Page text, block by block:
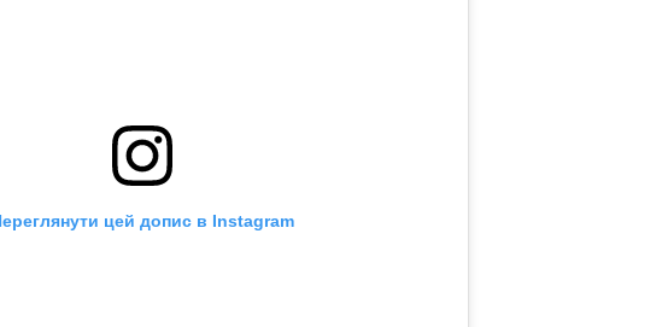
цей допис в Instagram